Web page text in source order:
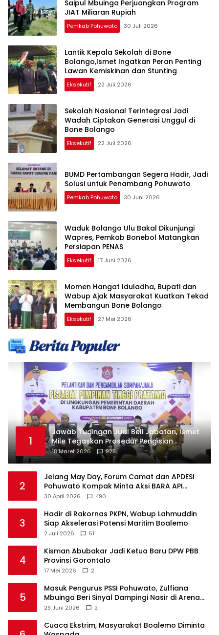
Saipul Mbuinga Perjuangkan Program
JIAT Miliaran Rupiah
Pemkab Pohuwato 30 Juli 2026
Lantik Kepala Sekolah di Bone
Bolango,Ismet Ingatkan Peran Penting
Lawan Kemiskinan dan Stunting
Eksekutif 22 Juli 2026
Sekolah Nasional Terintegrasi Jadi
Wadah Ciptakan Generasi Unggul di
Bone Bolango
Eksekutif 22 Juli 2026
BUMD Pertambangan Segera Hadir, Jadi
Solusi untuk Penambang Pohuwato
Pemkab Pohuwato 30 Juni 2026
Waduk Bolango Ulu Bakal Dikunjungi
Wapres, Pemkab Bonebol Matangkan
Persiapan PENAS
Eksekutif 17 Juni 2026
Momen Hangat Iduladha, Bupati dan
Wabup Ajak Masyarakat Kuatkan Tekad
Membangun Bone Bolango
Eksekutif 27 Mei 2026
1
Jawab Tudingan Jual Beli Jabatan, Ismet
Mile Tegaskan Prosedur Pengisian
Jabatan
18 Maret 2026 925
2
Jelang May Day, Forum Camat dan APDESI
Pohuwato Kompak Minta Aksi BARA API
Ditunda
30 April 2026 490
3
Hadir di Rakornas PKPN, Wabup Lahmuddin
Siap Akselerasi Potensi Maritim Boalemo
2 Juli 2026 51
4
Kisman Abubakar Jadi Ketua Baru DPW PBB
Provinsi Gorontalo
17 Mei 2026 2
5
Masuk Pengurus PSSI Pohuwato, Zulfiana
Mbuinga Beri Sinyal Dampingi Nasir di Arena
Politik ?
29 Juni 2026 2
Cuaca Ekstrim, Masyarakat Boalemo Diminta